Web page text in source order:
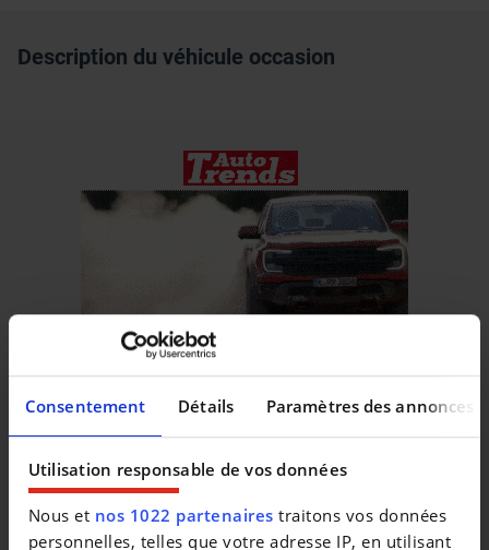
Consentement Détails Paramètres des annonces
Utilisation responsable de vos données
Nous et nos 1022 partenaires traitons vos données
personnelles, telles que votre adresse IP, en utilisant
Description du véhicule occasion
Véhicules similaires